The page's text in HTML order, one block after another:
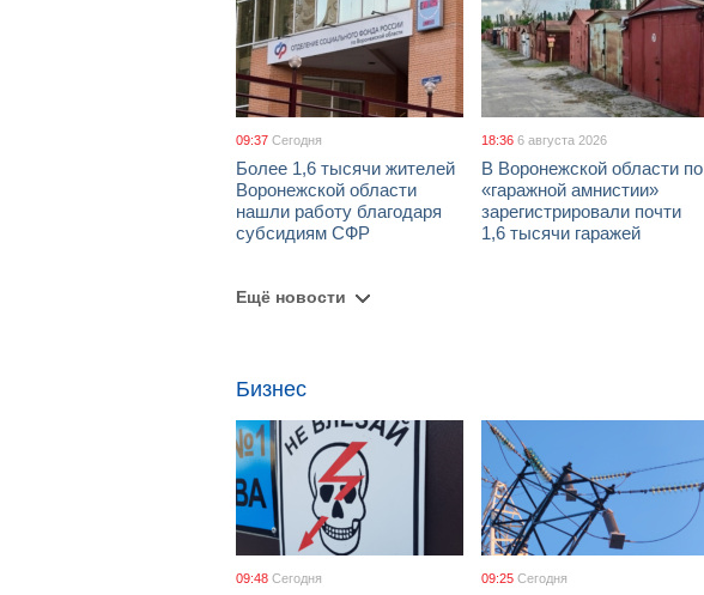
09:37 Сегодня
Более 1,6 тысячи жителей
Воронежской области
нашли работу благодаря
субсидиям СФР
18:36 6 августа 2026
В Воронежской области по
«гаражной амнистии»
зарегистрировали почти
1,6 тысячи гаражей
Ещё новости
Бизнес
09:48 Сегодня 09:25 Сегодня